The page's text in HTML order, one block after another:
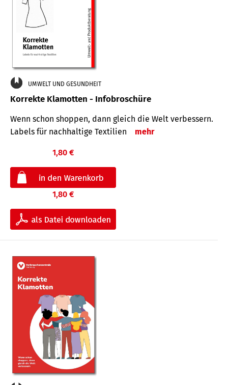
UMWELT UND GESUNDHEIT
Korrekte Klamotten - Infobroschüre
Wenn schon shoppen, dann gleich die Welt verbessern.
Labels für nachhaltige Textilien
mehr
1,80 €
1,80 €